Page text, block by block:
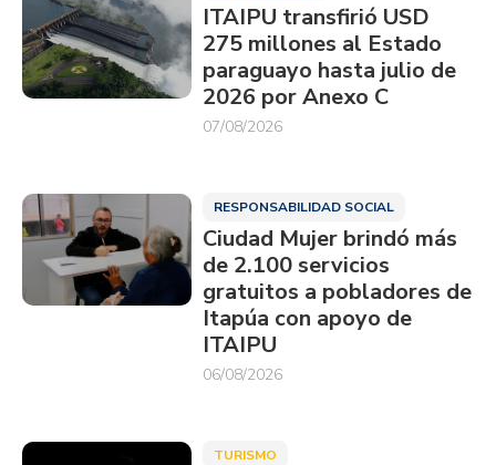
ITAIPU transfirió USD
275 millones al Estado
paraguayo hasta julio de
2026 por Anexo C
07/08/2026
RESPONSABILIDAD SOCIAL
Ciudad Mujer brindó más
de 2.100 servicios
gratuitos a pobladores de
Itapúa con apoyo de
ITAIPU
06/08/2026
TURISMO